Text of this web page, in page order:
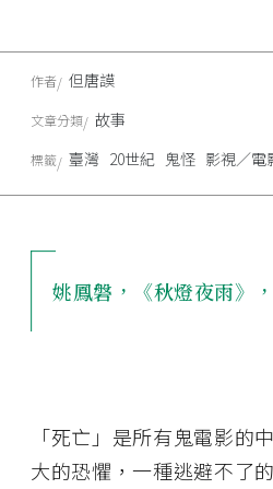
姚鳳磐，《秋燈夜雨》
「死亡」是所有鬼電影的
大的恐懼，一種逃避不了
作者 但唐謨
文章分類 故事
標籤 臺灣 20世紀 鬼怪 影視／電